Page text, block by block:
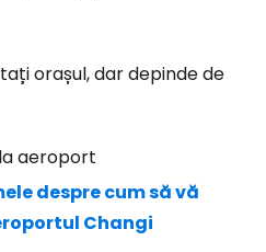
orașul, dar depinde de
aeroport
despre cum să vă
Changi